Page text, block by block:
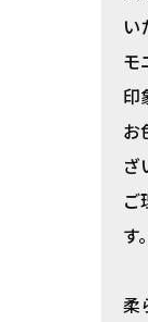
い
モ
印
お
ざ
ご
す。
柔